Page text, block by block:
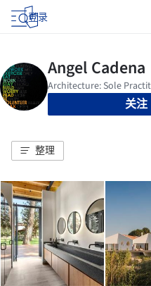
登录
关注
整理